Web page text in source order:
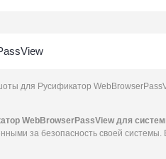
для Русификатор
WebBrowserPassView для
за безопасность своей